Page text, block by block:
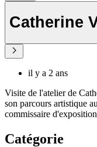
Catherine
il y a 2 ans
Visite de l'atelier de
son parcours artistique
commissaire
Catégorie